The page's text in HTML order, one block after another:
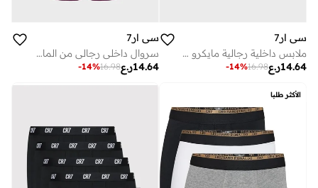
سي ار7
ملابس داخلية رجالية مايكرو قطع - ناعمة للغاية من المايكروفايبر مع دعم ممتاز
ر.ع14.64
16.98
-14%
سي ار7
سروال داخلي رجالي من المايكروفايبر المطاطي قطعتين راحة فاخرة
ر.ع14.64
16.98
-14%
الأكثر طلبا